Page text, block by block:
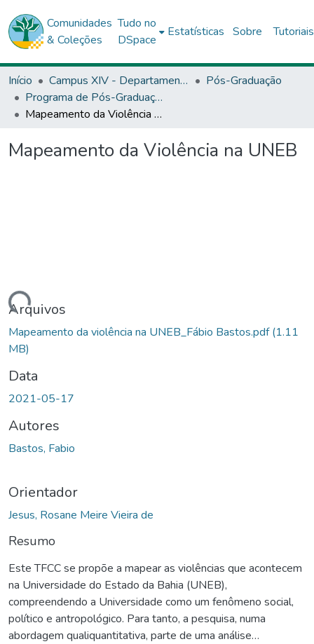
Comunidades
& Coleções
Tudo no
DSpace
Estatísticas Sobre Tutoriais
Início Campus XIV - Departamento de Educação (DEDC) - Conceição do Coité
Pós-Graduação
Programa de Pós-Graduação Stricto Sensu (Mestrado Profissional) em Educação e Diversidade (PPGED) - Conceição do Coité
Mapeamento da Violência na UNEB
Mapeamento da Violência na UNEB
Arquivos
Mapeamento da violência na UNEB_Fábio Bastos.pdf(1.11
MB)
Data
2021-05-17
Autores
Bastos, Fabio
Orientador
Jesus, Rosane Meire Vieira de
Resumo
Este TFCC se propõe a mapear as violências que acontecem
na Universidade do Estado da Bahia (UNEB),
compreendendo a Universidade como um fenômeno social,
político e antropológico. Para tanto, a pesquisa, numa
abordagem qualiquantitativa, parte de uma análise